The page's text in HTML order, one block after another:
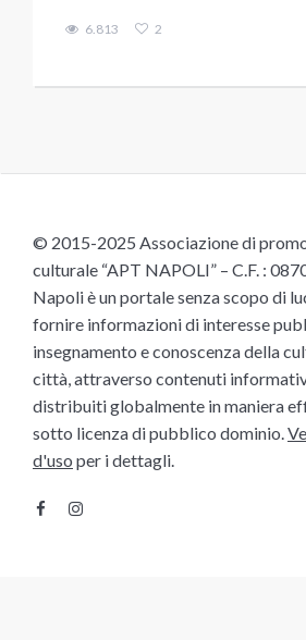
6.813 2
© 2015-2025 Associazione di
culturale “APT NAPOLI” – C.F. :
Napoli è un portale senza scopo di
fornire informazioni di interesse
insegnamento e conoscenza della
città, attraverso contenuti
distribuiti globalmente in maniera
sotto licenza di pubblico dominio.
d'uso per i dettagli.